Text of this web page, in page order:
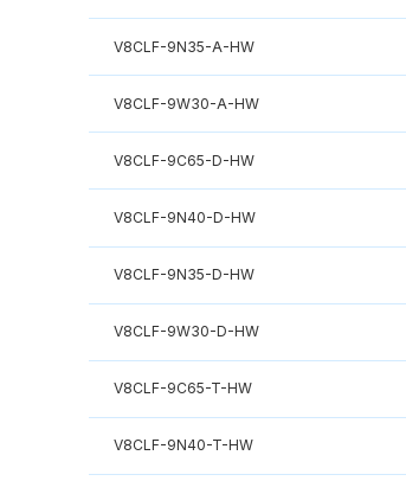
V8CLF-9N35-A-HW
V8CLF-9W30-A-HW
V8CLF-9C65-D-HW
V8CLF-9N40-D-HW
V8CLF-9N35-D-HW
V8CLF-9W30-D-HW
V8CLF-9C65-T-HW
V8CLF-9N40-T-HW